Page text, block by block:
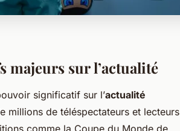
majeurs sur l’actualité
significatif sur l’actualité
millions de téléspectateurs et lecteurs